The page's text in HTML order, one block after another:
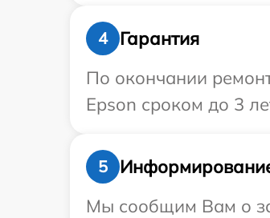
4
Гарантия
По окончании
Epson сроком до 3
5
Мы сообщим Вам о